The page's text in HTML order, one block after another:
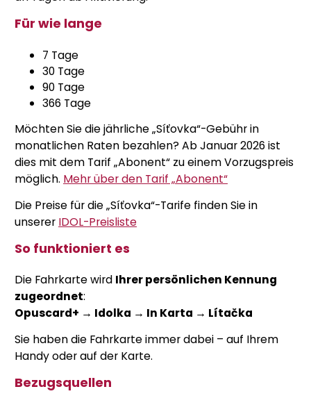
Für wie lange
7 Tage
30 Tage
90 Tage
366 Tage
Möchten Sie die jährliche „Síťovka“-Gebühr in
monatlichen Raten bezahlen? Ab Januar 2026 ist
dies mit dem Tarif „Abonent“ zu einem Vorzugspreis
möglich. Mehr über den Tarif „Abonent“
Die Preise für die „Síťovka“-Tarife finden Sie in
unserer IDOL-Preisliste
So funktioniert es
Die Fahrkarte wird Ihrer persönlichen Kennung
zugeordnet:
Opuscard+ → Idolka → In Karta → Lítačka
Sie haben die Fahrkarte immer dabei – auf Ihrem
Handy oder auf der Karte.
Bezugsquellen